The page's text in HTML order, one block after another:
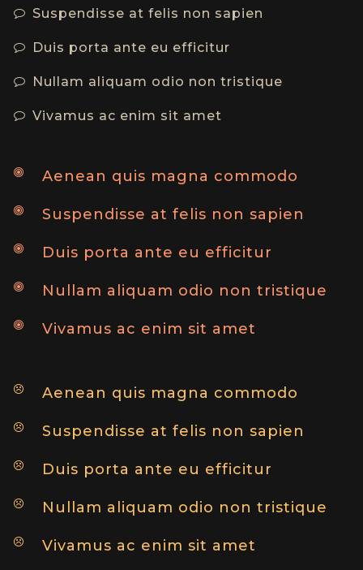
Suspendisse at felis non sapien
Duis porta ante eu efficitur
Nullam aliquam odio non tristique
Vivamus ac enim sit amet
Aenean quis magna commodo
Suspendisse at felis non sapien
Duis porta ante eu efficitur
Nullam aliquam odio non tristique
Vivamus ac enim sit amet
Aenean quis magna commodo
Suspendisse at felis non sapien
Duis porta ante eu efficitur
Nullam aliquam odio non tristique
Vivamus ac enim sit amet